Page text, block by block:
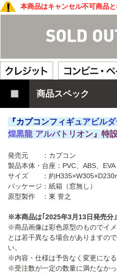
本商品はキャンセル不可商品
商品スペック
『カプコ ンフ ィギュアビルダ
煌黒龍 アルバト リ オン』 特
発売元 ：カプコン
製品本体・台座：PVC、ABS、EVA
サイズ ：約
パッケージ：紙箱（窓無し）
原型製作 ：東 誉之
※本商品は｢2025年3月13日発売分｣
※商品画像は彩色原型のものでイ
とは若干異なる場合がありますの
い。
※内容・仕様は予告なく変更になる
※受注数が一定の数量に満たなか